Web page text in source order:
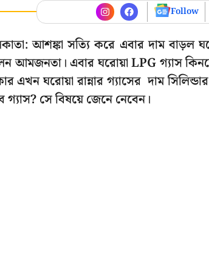
Follow
আশঙ্কা সত্যি করে এবার দাম বাড়ল
আমজনতা। এবার ঘরোয়া LPG গ্যাস
এখন ঘরোয়া রান্নার গ্যাসের দাম
গ্যাস? সে বিষয়ে জেনে নেবেন।